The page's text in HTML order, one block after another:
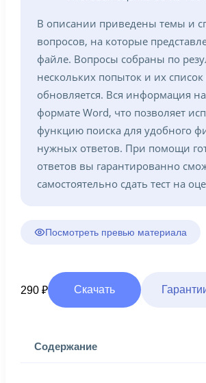
В описании приведены темы и
вопросов, на которые
файле. Вопросы собраны по
нескольких попыток и их
обновляется. Вся информация
формате Word, что позволяет
функцию поиска для удобного
нужных ответов. При помощи
ответов вы гарантированно
самостоятельно сдать тест на
Посмотреть превью материала
290 ₽ Скачать
Содержание